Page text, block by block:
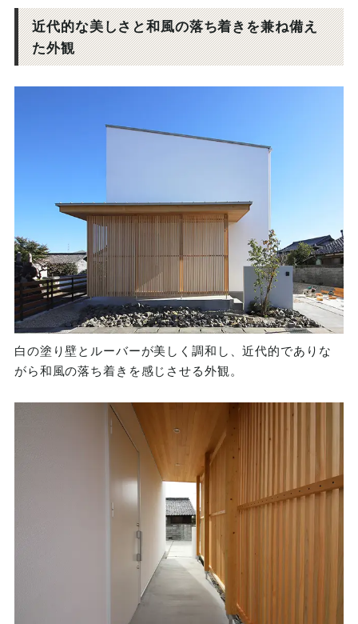
近代的な美しさと和風の落ち着きを兼ね備え
た外観
白の塗り壁とルーバーが美しく調和し、近代的でありな
がら和風の落ち着きを感じさせる外観。